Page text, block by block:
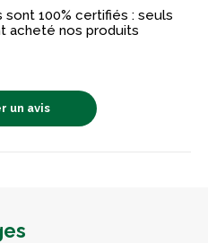
sont 100% certifiés : seuls
acheté nos produits
un avis